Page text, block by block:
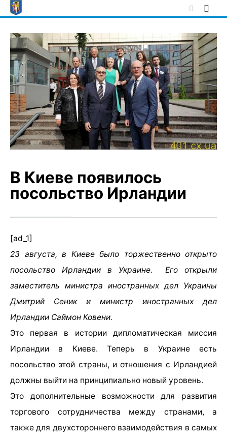
Skip
to
В Киеве появилось
посольство Ирландии
[ad_1]
23 августа, в Киеве было торжественно открыто
посольство Ирландии в Украине. Его открыли
заместитель министра иностранных дел Украины
Дмитрий Сеник и министр иностранных дел
Ирландии Саймон Ковени.
Это первая в истории дипломатическая миссия
Ирландии в Киеве. Теперь в Украине есть
посольство этой страны, и отношения с Ирландией
должны выйти на принципиально новый уровень.
Это дополнительные возможности для развития
торгового сотрудничества между странами, а
также для двухстороннего взаимодействия в самых